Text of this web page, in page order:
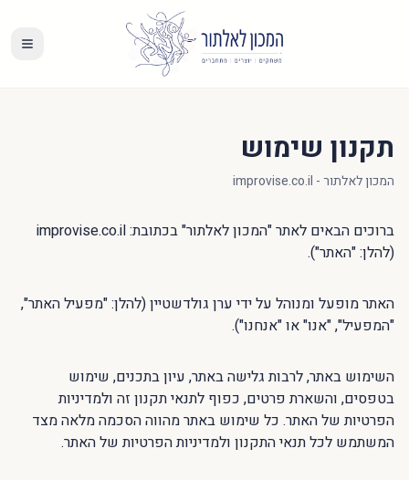
תקנון שימוש
המכון לאלתור - improvise.co.il
ברוכים הבאים לאתר "המכון לאלתור" בכתובת: improvise.co.il
(להלן: "האתר").
האתר מופעל ומנוהל על ידי ערן גולדשטיין (להלן: "מפעיל האתר",
"המפעיל", "אנו" או "אנחנו").
השימוש באתר, לרבות גלישה באתר, עיון בתכנים, שימוש
בטפסים, והשארת פרטים, כפוף לתנאי תקנון זה ולמדיניות
הפרטיות של האתר. כל שימוש באתר מהווה הסכמה מלאה מצד
המשתמש לכל תנאי התקנון ולמדיניות הפרטיות של האתר.